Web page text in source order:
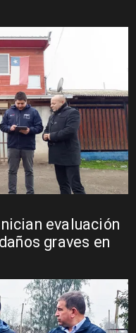
evaluación
graves en